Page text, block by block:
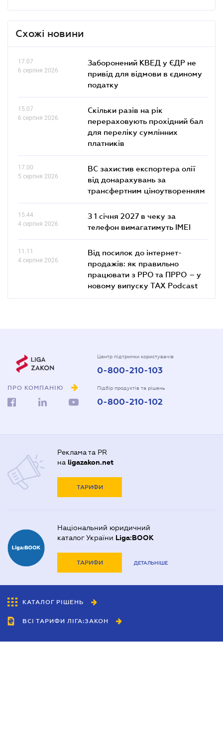
Схожі новини
17.07
6 серпня 2026
Заборонений КВЕД у ЄДР не
привід для відмови в єдиному
податку
15.07
6 серпня 2026
Скільки разів на рік
перераховують прохідний бал
для переліку сумлінних
платників
17.00
5 серпня 2026
ВС захистив експортера олії
від донарахувань за
трансфертним ціноутворенням
15.44
4 серпня 2026
З 1 січня 2027 в чеку за
телефон вимагатимуть IMEI
11.11
4 серпня 2026
Від посилок до інтернет-
продажів: як правильно
працювати з РРО та ПРРО – у
новому випуску TAX Podcast
ПРО КОМПАНІЮ
Центр підтримки користувачів
0-800-210-103
Підбір продуктів та рішень
0-800-210-102
Реклама та PR
на ligazakon.net
ТАРИФИ
Національний юридичний
каталог України Liga:BOOK
ТАРИФИ ДЕТАЛЬНІШЕ
КАТАЛОГ РІШЕНЬ
ВСІ ТАРИФИ ЛІГА:ЗАКОН